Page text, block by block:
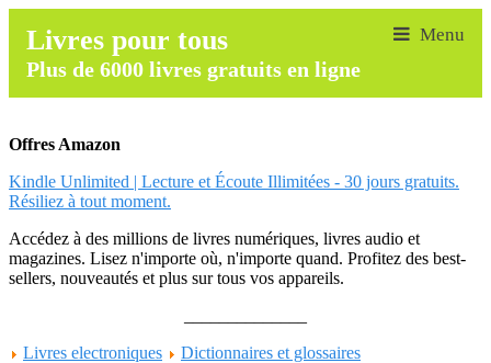
Livres pour tous
Plus de 6000 livres gratuits en ligne
Offres Amazon
Kindle Unlimited | Lecture et Écoute Illimitées - 30 jours gratuits.
Résiliez à tout moment.
Accédez à des millions de livres numériques, livres audio et
magazines. Lisez n'importe où, n'importe quand. Profitez des best-
sellers, nouveautés et plus sur tous vos appareils.
Livres electroniques
Dictionnaires et glossaires